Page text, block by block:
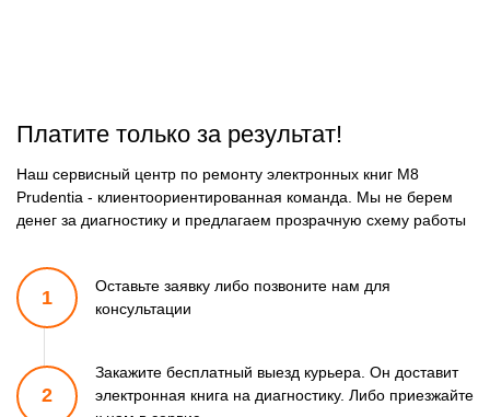
Платите только за результат!
Наш сервисный центр по ремонту электронных книг M8
Prudentia - клиентоориентированная команда. Мы не берем
денег за диагностику и предлагаем прозрачную схему работы
1
Оставьте заявку либо позвоните нам для
консультации
2
Закажите бесплатный выезд курьера. Он доставит
электронная книга на диагностику. Либо приезжайте